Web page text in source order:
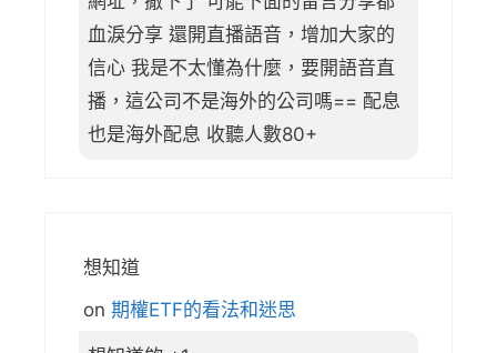
血淚分享 還開直播語音，增加大家的
信心 我是不太懂為什麼，要開語音直
播，這公司不是海外的公司嗎== 配息
也是海外配息 收聽人數80+
想知道
on 期權ETF的看法和迷思